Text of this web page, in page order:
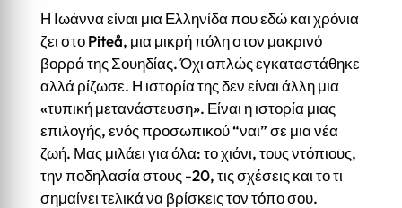
Η Ιωάννα είναι μια Ελληνίδα που εδώ και χρόνια
ζει στο Piteå, μια μικρή πόλη στον μακρινό
βορρά της Σουηδίας. Όχι απλώς εγκαταστάθηκε
αλλά ρίζωσε. Η ιστορία της δεν είναι άλλη μια
«τυπική μετανάστευση». Είναι η ιστορία μιας
επιλογής, ενός προσωπικού “ναι” σε μια νέα
ζωή. Μας μιλάει για όλα: το χιόνι, τους ντόπιους,
την ποδηλασία στους -20, τις σχέσεις και το τι
σημαίνει τελικά να βρίσκεις τον τόπο σου.